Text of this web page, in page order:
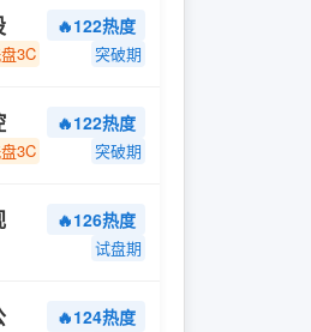
🔥122热度
3C 突破期
🔥122热度
3C 突破期
🔥126热度
试盘期
🔥124热度